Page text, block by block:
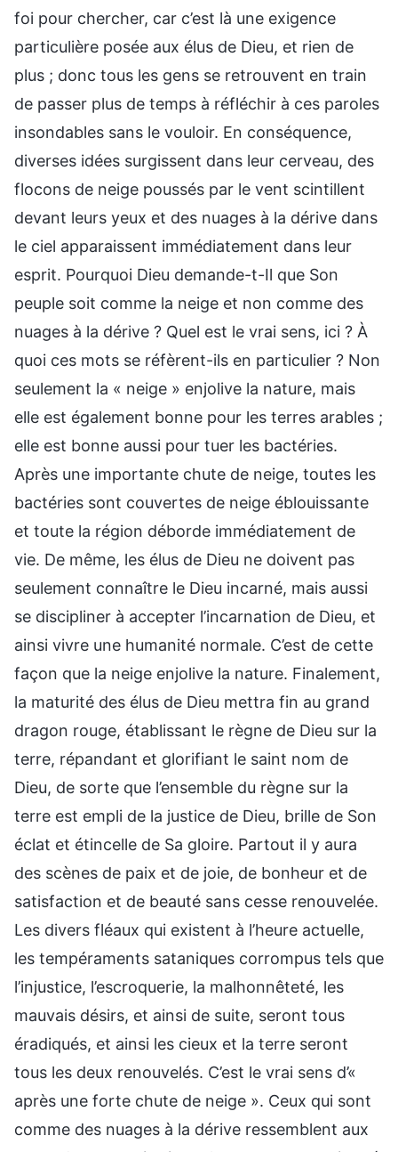
foi pour chercher, car c’est là une exigence
particulière posée aux élus de Dieu, et rien de
plus ; donc tous les gens se retrouvent en train
de passer plus de temps à réfléchir à ces paroles
insondables sans le vouloir. En conséquence,
diverses idées surgissent dans leur cerveau, des
flocons de neige poussés par le vent scintillent
devant leurs yeux et des nuages à la dérive dans
le ciel apparaissent immédiatement dans leur
esprit. Pourquoi Dieu demande-t-Il que Son
peuple soit comme la neige et non comme des
nuages à la dérive ? Quel est le vrai sens, ici ? À
quoi ces mots se réfèrent-ils en particulier ? Non
seulement la « neige » enjolive la nature, mais
elle est également bonne pour les terres arables ;
elle est bonne aussi pour tuer les bactéries.
Après une importante chute de neige, toutes les
bactéries sont couvertes de neige éblouissante
et toute la région déborde immédiatement de
vie. De même, les élus de Dieu ne doivent pas
seulement connaître le Dieu incarné, mais aussi
se discipliner à accepter l’incarnation de Dieu, et
ainsi vivre une humanité normale. C’est de cette
façon que la neige enjolive la nature. Finalement,
la maturité des élus de Dieu mettra fin au grand
dragon rouge, établissant le règne de Dieu sur la
terre, répandant et glorifiant le saint nom de
Dieu, de sorte que l’ensemble du règne sur la
terre est empli de la justice de Dieu, brille de Son
éclat et étincelle de Sa gloire. Partout il y aura
des scènes de paix et de joie, de bonheur et de
satisfaction et de beauté sans cesse renouvelée.
Les divers fléaux qui existent à l’heure actuelle,
les tempéraments sataniques corrompus tels que
l’injustice, l’escroquerie, la malhonnêteté, les
mauvais désirs, et ainsi de suite, seront tous
éradiqués, et ainsi les cieux et la terre seront
tous les deux renouvelés. C’est le vrai sens d’«
après une forte chute de neige ». Ceux qui sont
comme des nuages à la dérive ressemblent aux